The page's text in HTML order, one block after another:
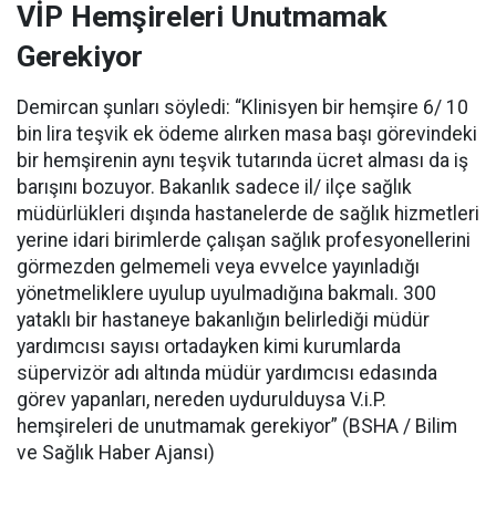
VİP Hemşireleri Unutmamak
Gerekiyor
Demircan şunları söyledi: “Klinisyen bir hemşire 6/ 10
bin lira teşvik ek ödeme alırken masa başı görevindeki
bir hemşirenin aynı teşvik tutarında ücret alması da iş
barışını bozuyor. Bakanlık sadece il/ ilçe sağlık
müdürlükleri dışında hastanelerde de sağlık hizmetleri
yerine idari birimlerde çalışan sağlık profesyonellerini
görmezden gelmemeli veya evvelce yayınladığı
yönetmeliklere uyulup uyulmadığına bakmalı. 300
yataklı bir hastaneye bakanlığın belirlediği müdür
yardımcısı sayısı ortadayken kimi kurumlarda
süpervizör adı altında müdür yardımcısı edasında
görev yapanları, nereden uydurulduysa V.i.P.
hemşireleri de unutmamak gerekiyor” (BSHA / Bilim
ve Sağlık Haber Ajansı)